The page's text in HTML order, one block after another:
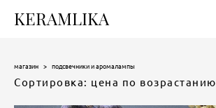
KERAMLIKA
магазин > подсвечники и аромалампы
Сортировка: цена по возрастанию